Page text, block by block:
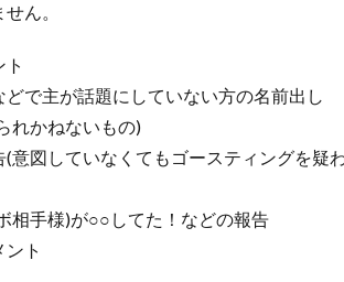
ん。
で主が話題にしていない方の名前出し
れかねないもの)
図していなくてもゴースティングを疑
相手様)が○○してた！などの報告
ト